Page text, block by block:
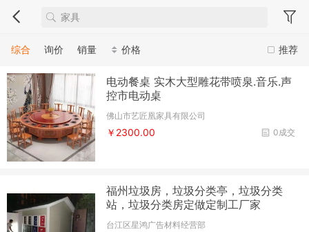
推荐
综合 询价 销量 价格
电动餐桌 实木大型雕花带喷泉.音乐.声
控市电动桌
佛山市艺匠凰家具有限公司
0成交
￥2300.00
福州垃圾房，垃圾分类亭，垃圾分类
站，垃圾分类房定做定制工厂家
台江区星鸿广告材料经营部